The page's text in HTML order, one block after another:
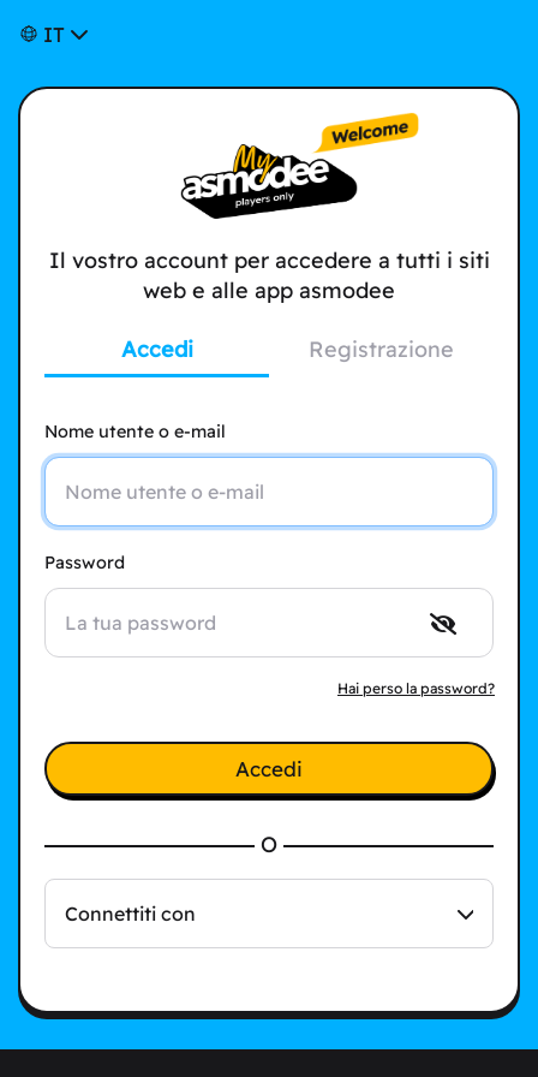
IT
Il vostro account per accedere a tutti i siti
web e alle app asmodee
Accedi Registrazione
Nome utente o e-mail
Password
Hai perso la password?
Accedi
O
Connettiti con